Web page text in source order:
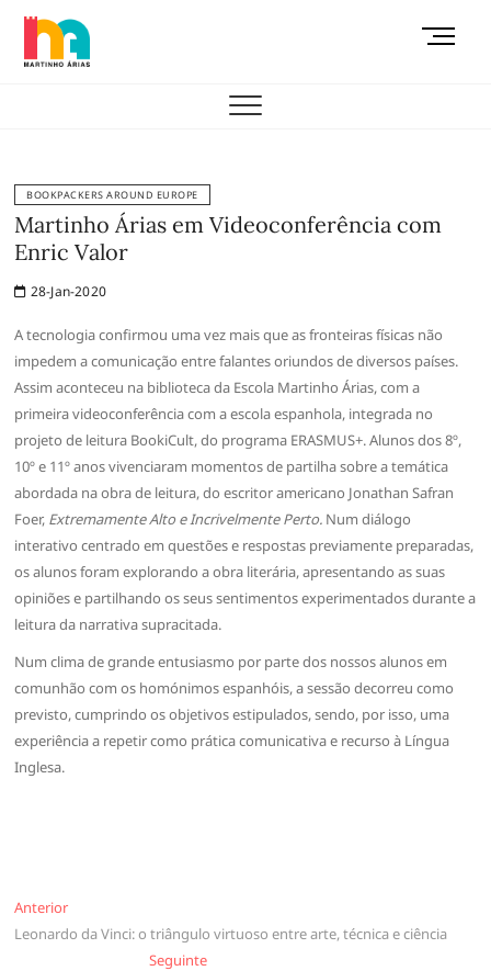
Skip
content
M
t
BOOKPACKERS AROUND EUROPE
Martinho Árias em Videoconferência com
Enric Valor
28-Jan-2020
A tecnologia confirmou uma vez mais que as fronteiras físicas não
impedem a comunicação entre falantes oriundos de diversos países.
Assim aconteceu na biblioteca da Escola Martinho Árias, com a
primeira videoconferência com a escola espanhola, integrada no
projeto de leitura BookiCult, do programa ERASMUS+. Alunos dos 8º,
10º e 11º anos vivenciaram momentos de partilha sobre a temática
abordada na obra de leitura, do escritor americano Jonathan Safran
Foer, Extremamente Alto e Incrivelmente Perto. Num diálogo
interativo centrado em questões e respostas previamente preparadas,
os alunos foram explorando a obra literária, apresentando as suas
opiniões e partilhando os seus sentimentos experimentados durante a
leitura da narrativa supracitada.
Num clima de grande entusiasmo por parte dos nossos alunos em
comunhão com os homónimos espanhóis, a sessão decorreu como
previsto, cumprindo os objetivos estipulados, sendo, por isso, uma
experiência a repetir como prática comunicativa e recurso à Língua
Inglesa.
Navegação
de
AnteriorAnterior
Leonardo da Vinci: o triângulo virtuoso entre arte, técnica e ciência
SeguinteSeguinte